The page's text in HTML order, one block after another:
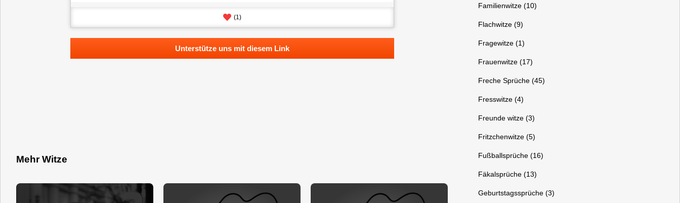
(1)
Unterstütze uns mit diesem Link
Mehr Witze
Familienwitze (10)
Flachwitze (9)
Fragewitze (1)
Frauenwitze (17)
Freche Sprüche (45)
Fresswitze (4)
Freunde witze (3)
Fritzchenwitze (5)
Fußballsprüche (16)
Fäkalsprüche (13)
Geburtstagssprüche (3)